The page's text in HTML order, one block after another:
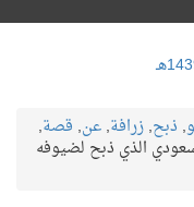
, ذبح,زرافة,عن, قصة,
الذي ذبح لضيوفه